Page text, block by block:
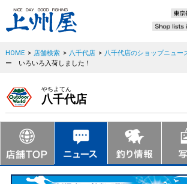
HOME > 店舗検索 > 八千代店 > 八千代店のショップニュー
ー いろいろ入荷しました！
やちよてん
八千代店